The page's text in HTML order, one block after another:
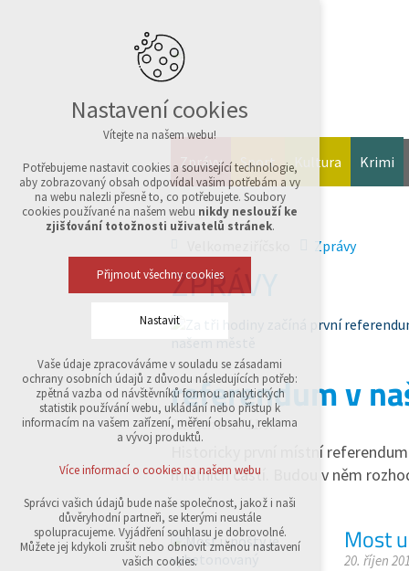
Zprávy Sport Kultura Krimi
Zprávy
ZPRÁVY
referendum v
20. říjen 2017 11:00
Historicky první místní
místních částí. Budou v něm
Most
20. říjen
Nastavení cookies
Vítejte na našem webu!
Potřebujeme nastavit cookies a související technologie,
aby zobrazovaný obsah odpovídal vašim potřebám a vy
na webu nalezli přesně to, co potřebujete. Soubory
cookies používané na našem webu nikdy neslouží ke
zjišťování totožnosti uživatelů stránek.
Přijmout všechny cookies
Nastavit
Technická cookies
nutná pro provozování webu
udržení kontextu stránek (session): případná
přihlášení, volby jazyka, apod.
analytická pro anonymizované vyhodnocení
návštěvnosti
marketingová cookies (Google,Sklik)
Více informací o cookies na našem webu
Vaše údaje zpracováváme v souladu se zásadami
ochrany osobních údajů z důvodu následujících potřeb:
zpětná vazba od návštěvníků formou analytických
statistik používání webu, ukládání nebo přístup k
informacím na vašem zařízení, měření obsahu, reklama
a vývoj produktů.
Více informací o cookies na našem webu
Správci vašich údajů bude naše společnost, jakož i naši
důvěryhodní partneři, se kterými neustále
spolupracujeme. Vyjádření souhlasu je dobrovolné.
Můžete jej kdykoli zrušit nebo obnovit změnou nastavení
vašich cookies.